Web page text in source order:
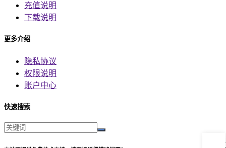
充值说明
下载说明
更多介绍
隐私协议
权限说明
账户中心
快速搜索